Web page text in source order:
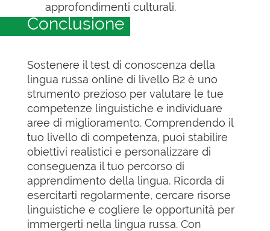
approfondimenti culturali.
Conclusione
Sostenere il test di conoscenza della
lingua russa online di livello B2 è uno
strumento prezioso per valutare le tue
competenze linguistiche e individuare
aree di miglioramento. Comprendendo il
tuo livello di competenza, puoi stabilire
obiettivi realistici e personalizzare di
conseguenza il tuo percorso di
apprendimento della lingua. Ricorda di
esercitarti regolarmente, cercare risorse
linguistiche e cogliere le opportunità per
immergerti nella lingua russa. Con